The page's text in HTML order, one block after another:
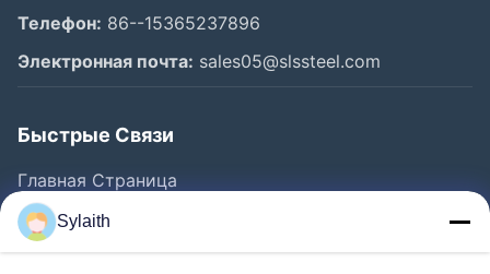
Телефон: 86--15365237896
Электронная почта: sales05@slssteel.com
Быстрые Связи
Главная Страница
Продукция
Ролики
Sylaith